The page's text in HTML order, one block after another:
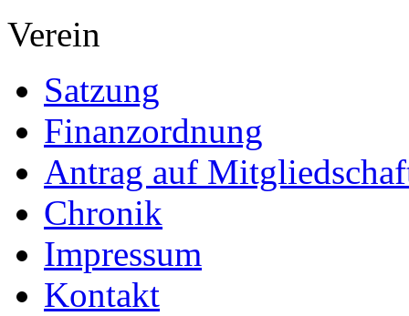
Verein
Satzung
Finanzordnung
Antrag auf
Chronik
Impressum
Kontakt